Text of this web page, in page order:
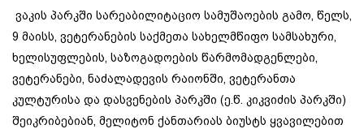
ვაკის პარკში სარეაბილიტაციო სამუშაოების გამო, წელს,
9 მაისს, ვეტერანების საქმეთა სახელმწიფო სამსახური,
ხელისუფლების, საზოგადოების წარმომადგენლები,
ვეტერანები, ნაძალადევის რაიონში, ვეტერანთა
კულტურისა და დასვენების პარკში (ე.წ. კიკვიძის პარკში)
შეიკრიბებიან, მელიტონ ქანთარიას ბიუსტს ყვავილებით